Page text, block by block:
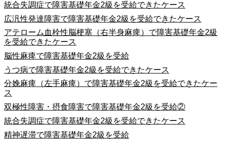
統合失調症で障害基礎年金2級を受給できたケース
広汎性発達障害で障害基礎年金2級を受給できたケース
アテローム血栓性脳梗塞（右半身麻痺）で障害基礎年金2級
を受給できたケース
脳性麻痺で障害基礎年金2級を受給
うつ病で障害基礎年金2級を受給できたケース
分娩麻痺（左手麻痺）で障害基礎年金2級を受給できたケー
ス
双極性障害・摂食障害で障害基礎年金2級を受給②
統合失調症で障害基礎年金2級を受給できたケース
精神遅滞で障害基礎年金2級を受給